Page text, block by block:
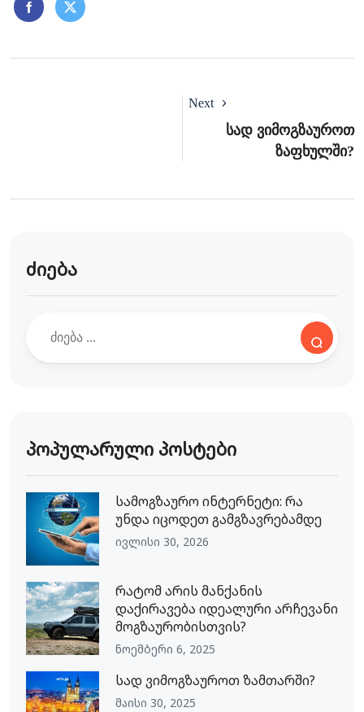
Next
Სად Ვიმოგზაუროთ
Ზაფხულში?
ძიება
პოპულარული პოსტები
სამოგზაურო ინტერნეტი: რა
უნდა იცოდეთ გამგზავრებამდე
ივლისი 30, 2026
რატომ არის მანქანის
დაქირავება იდეალური არჩევანი
მოგზაურობისთვის?
ნოემბერი 6, 2025
სად ვიმოგზაუროთ ზამთარში?
მაისი 30, 2025